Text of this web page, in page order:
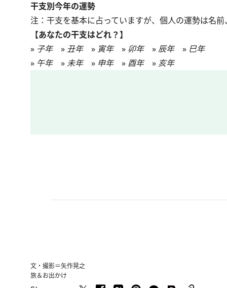
干支別今年の運勢
注：干支を基本に占っていますが、個人の運勢は名
【あなたの干支はどれ？】
» 子年» 丑年» 寅年» 卯年» 辰年» 巳年
» 午年» 未年» 申年» 酉年» 亥年
文・撮影＝矢作晃之
旅＆お出かけ